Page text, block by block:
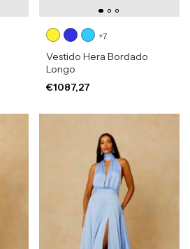
+7
Vestido Hera Bordado
Longo
€1087,27